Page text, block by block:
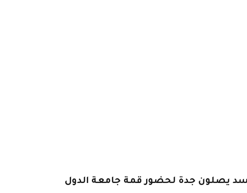
يصلون جدة لحضور قمة جامعة الدول